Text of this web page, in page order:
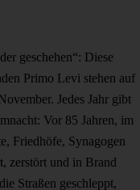
geschehen“: Diese
Primo Levi stehen auf
Jedes Jahr gibt
Vor 85 Jahren, im
Friedhöfe, Synagogen
zerstört und in Brand
Straßen geschleppt,